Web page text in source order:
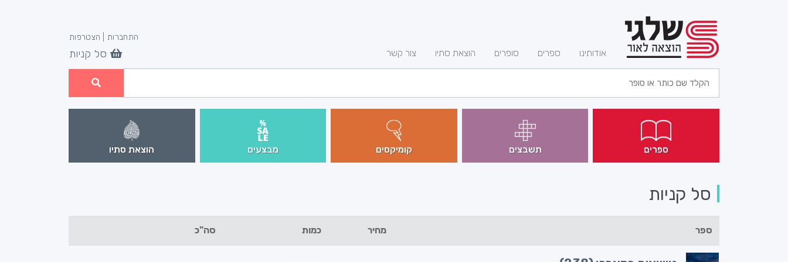
אודותינו ספרים סופרים הוצאת סתיו צור קשר
התחברות הצטרפות
סל קניות
ספרים תשבצים קומיקסים מבצעים הוצאת סתיו
סל קניות
ספר מחיר כמות סה"כ